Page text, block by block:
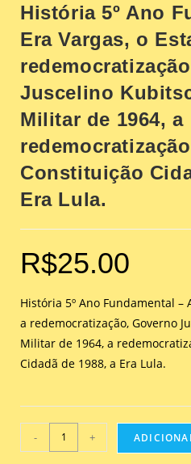
História 5º Ano
Era Vargas, o
Juscelino
Militar de 1964, a
Constituição
Era Lula.
R$25.00
História 5º Ano Fundamental –
a redemocratização, Governo
Militar de 1964, a
Cidadã de 1988, a Era Lula.
- +